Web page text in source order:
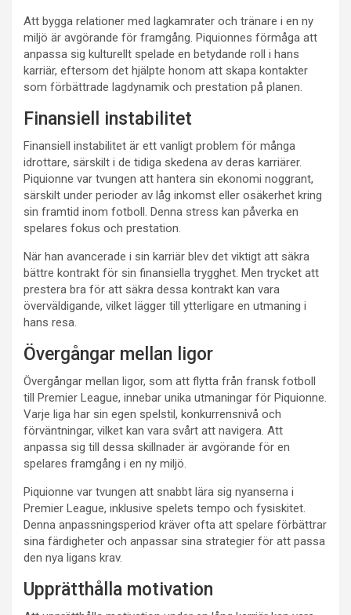
Att bygga relationer med lagkamrater och tränare i en ny
miljö är avgörande för framgång. Piquionnes förmåga att
anpassa sig kulturellt spelade en betydande roll i hans
karriär, eftersom det hjälpte honom att skapa kontakter
som förbättrade lagdynamik och prestation på planen.
Finansiell instabilitet
Finansiell instabilitet är ett vanligt problem för många
idrottare, särskilt i de tidiga skedena av deras karriärer.
Piquionne var tvungen att hantera sin ekonomi noggrant,
särskilt under perioder av låg inkomst eller osäkerhet kring
sin framtid inom fotboll. Denna stress kan påverka en
spelares fokus och prestation.
När han avancerade i sin karriär blev det viktigt att säkra
bättre kontrakt för sin finansiella trygghet. Men trycket att
prestera bra för att säkra dessa kontrakt kan vara
överväldigande, vilket lägger till ytterligare en utmaning i
hans resa.
Övergångar mellan ligor
Övergångar mellan ligor, som att flytta från fransk fotboll
till Premier League, innebar unika utmaningar för Piquionne.
Varje liga har sin egen spelstil, konkurrensnivå och
förväntningar, vilket kan vara svårt att navigera. Att
anpassa sig till dessa skillnader är avgörande för en
spelares framgång i en ny miljö.
Piquionne var tvungen att snabbt lära sig nyanserna i
Premier League, inklusive spelets tempo och fysiskitet.
Denna anpassningsperiod kräver ofta att spelare förbättrar
sina färdigheter och anpassar sina strategier för att passa
den nya ligans krav.
Upprätthålla motivation